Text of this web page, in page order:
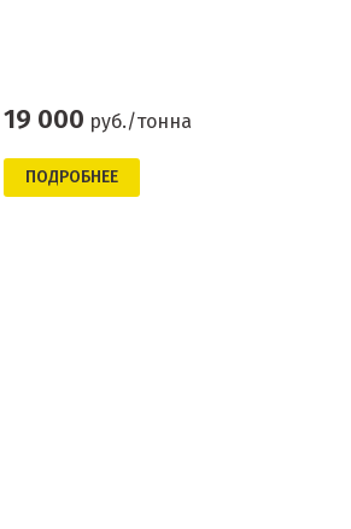
19 000 руб./тонна
ПОДРОБНЕЕ